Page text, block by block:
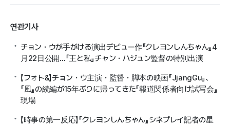
연관기사
チョン・ウが手がける演出デビュー作『クレヨンしんちゃん』4
月22日公開…『王と私』チャン・ハジュン監督の特別出演
【フォト&】チョン・ウ主演・監督・脚本の映画『JjangGu』、
『風』の続編が15年ぶりに帰ってきた『報道関係者向け試写会』
現場
【時事の第一反応】『クレヨンしんちゃん』シネプレイ記者の星